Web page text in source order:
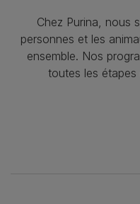
Chez Purina, nous
personnes et les
ensemble. Nos
toutes les